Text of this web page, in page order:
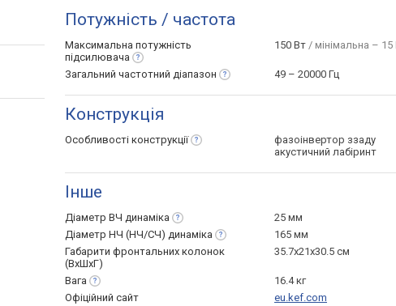
Потужність / частота
Максимальна потужність
підсилювача
150 Вт / мінімальна –
Загальний частотний діапазон 49 – 20000 Гц
Конструкція
Особливості конструкції
фазоінвертор ззаду
акустичний лабіринт
Інше
Діаметр ВЧ динаміка
25 мм
Діаметр НЧ (НЧ/СЧ) динаміка
165 мм
Габарити фронтальних колонок
(ВхШхГ)
35.7x21x30.5 см
Вага
16.4 кг
Офіційний сайт
eu.kef.com